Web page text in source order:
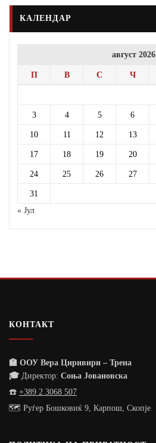
КАЛЕНДАР
август 2026
П В С Ч
3 4 5 6
10 11 12 13
17 18 19 20
24 25 26 27
31
« Јул
КОНТАКТ
🏫 ООУ Вера Циривири – Трена
🎓 Директор: Соња Јовановска
☎️ +389 2 3068 507
🗺️ Руѓер Бошковиќ 9, Карпош, Скопје